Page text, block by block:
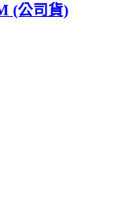
(公司貨)